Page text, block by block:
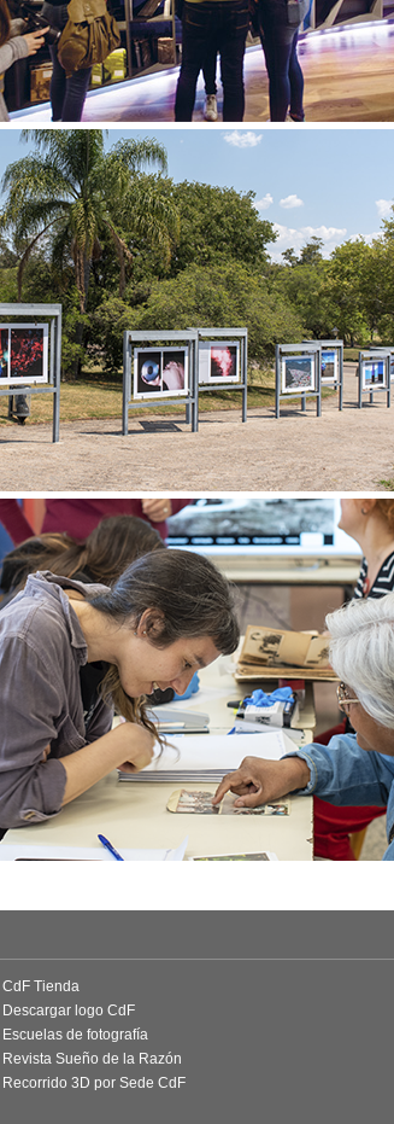
CdF Tienda
Descargar logo CdF
Escuelas de fotografía
Revista Sueño de la Razón
Recorrido 3D por Sede CdF